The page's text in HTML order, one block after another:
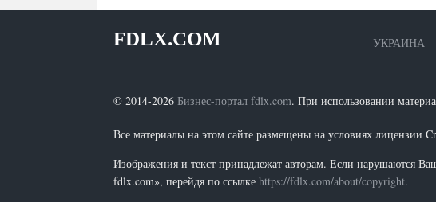
УКРАИНА
FDLX.COM
© 2014-2026 Бизнес-портал fdlx.com. При использовании
Все материалы на этом сайте размещены на условиях лицензии
Изображения и текст принадлежат авторам. Если нарушаются
fdlx.com», перейдя по ссылке https://fdlx.com/about/copyright.